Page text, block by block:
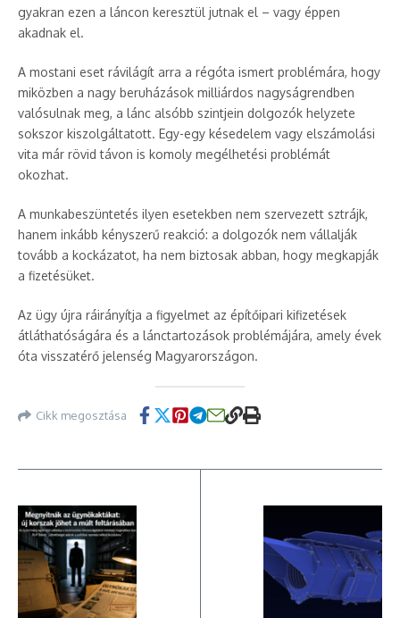
gyakran ezen a láncon keresztül jutnak el – vagy éppen
akadnak el.
A mostani eset rávilágít arra a régóta ismert problémára, hogy
miközben a nagy beruházások milliárdos nagyságrendben
valósulnak meg, a lánc alsóbb szintjein dolgozók helyzete
sokszor kiszolgáltatott. Egy-egy késedelem vagy elszámolási
vita már rövid távon is komoly megélhetési problémát
okozhat.
A munkabeszüntetés ilyen esetekben nem szervezett sztrájk,
hanem inkább kényszerű reakció: a dolgozók nem vállalják
tovább a kockázatot, ha nem biztosak abban, hogy megkapják
a fizetésüket.
Az ügy újra ráirányítja a figyelmet az építőipari kifizetések
átláthatóságára és a lánctartozások problémájára, amely évek
óta visszatérő jelenség Magyarországon.
Cikk megosztása